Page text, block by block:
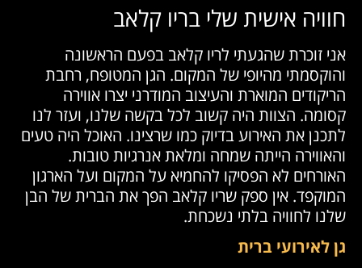
חוויה אישית שלי בריו קלאב
אני זוכרת שהגעתי לריו קלאב בפעם הראשונה
והוקסמתי מהיופי של המקום. הגן המטופח, רחבת
הריקודים המוארת והעיצוב המודרני יצרו אווירה
קסומה. הצוות היה קשוב לכל בקשה שלנו, ועזר לנו
לתכנן את האירוע בדיוק כמו שרצינו. האוכל היה טעים
והאווירה הייתה שמחה ומלאת אנרגיות טובות.
האורחים לא הפסיקו להחמיא על המקום ועל הארגון
המוקפד. אין ספק שריו קלאב הפך את הברית של הבן
שלנו לחוויה בלתי נשכחת.
גן לאירועי ברית